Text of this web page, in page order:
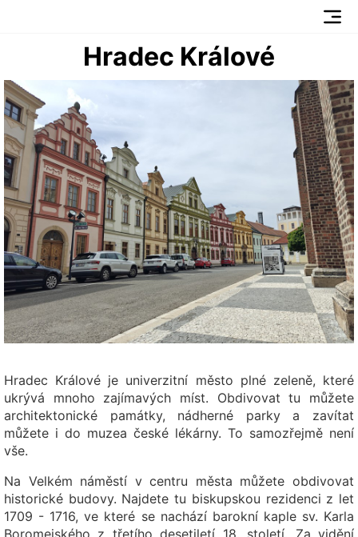
Hradec Králové
Hradec Králové je univerzitní město plné zeleně, které
ukrývá mnoho zajímavých míst. Obdivovat tu můžete
architektonické památky, nádherné parky a zavítat
můžete i do muzea české lékárny. To samozřejmě není
vše.
Na Velkém náměstí v centru města můžete obdivovat
historické budovy. Najdete tu biskupskou rezidenci z let
1709 - 1716, ve které se nachází barokní kaple sv. Karla
Boromejského z třetího desetiletí 18. století. Za vidění